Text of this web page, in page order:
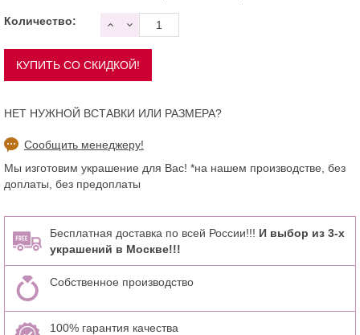
Количество:
НЕТ НУЖНОЙ ВСТАВКИ ИЛИ РАЗМЕРА?
Сообщить менеджеру!
Мы изготовим украшение для Вас! *на нашем производстве, без
доплаты, без предоплаты
Бесплатная доставка по всей России!!! И выбор из 3-х
украшений в Москве!!!
Собственное производство
100% гарантия качества